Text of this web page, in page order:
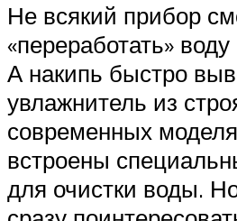
Не всякий прибор
«переработать»
А накипь быстро
увлажнитель из
современных
встроены
для очистки воды.